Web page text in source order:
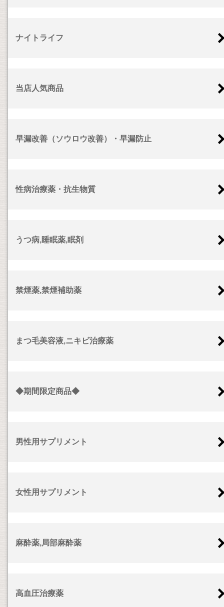
ナイトライフ
当店人気商品
早漏改善（ソウロウ改善）・早漏防止
性病治療薬・抗生物質
うつ病,睡眠薬,眠剤
禁煙薬,禁煙補助薬
まつ毛美容液,ニキビ治療薬
◆期間限定商品◆
男性用サプリメント
女性用サプリメント
麻酔薬,局部麻酔薬
高血圧治療薬